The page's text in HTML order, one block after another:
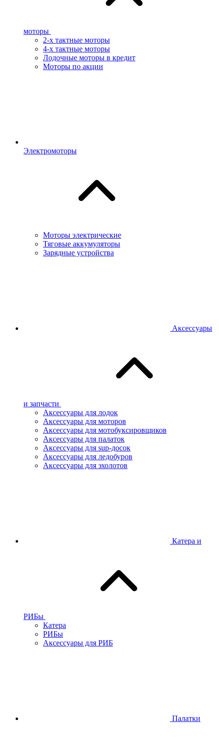
моторы
2-х тактные моторы
4-х тактные моторы
Лодочные моторы в кредит
Моторы по акции
Электромоторы
Моторы электрические
Тяговые аккумуляторы
Зарядные устройства
Аксессуары
и запчасти
Аксессуары для лодок
Аксессуары для моторов
Аксессуары для мотобуксировщиков
Аксессуары для палаток
Аксессуары для sup-досок
Аксессуары для ледобуров
Аксессуары для эхолотов
Катера и
РИБы
Катера
РИБы
Аксессуары для РИБ
Палатки